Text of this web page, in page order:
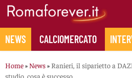
Skip
content
NEWS CALCIOMERCATO
Home» News» Ranieri, il siparietto a
studio, cosa è successo